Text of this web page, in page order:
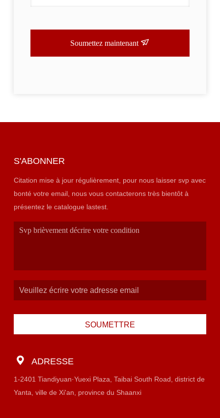
Soumettez maintenant
S'ABONNER
Citation mise à jour régulièrement, pour nous laisser svp avec
bonté votre email, nous vous contacterons très bientôt à
présentez le catalogue lastest.
SOUMETTRE
ADRESSE
1-2401 Tiandiyuan·Yuexi Plaza, Taibai South Road, district de
Yanta, ville de Xi'an, province du Shaanxi